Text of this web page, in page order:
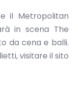
il Metropolitan
in scena The
da cena e balli.
visitare il sito